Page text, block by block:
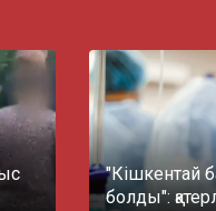
"Кішкентай
болды":